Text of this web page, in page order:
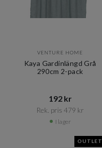
VENTURE HOME
Kaya Gardinlängd Grå
290cm 2-pack
192 kr​​
Rek. pris 479 kr​​
I lager
OUTLET